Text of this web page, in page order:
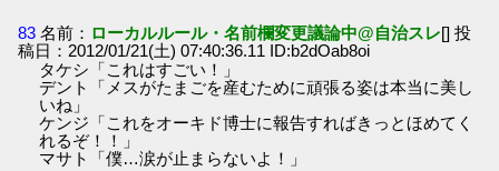
83 名前： ローカルルール・名前欄変更議論中@自治スレ[] 投
稿日：2012/01/21(土) 07:40:36.11 ID:b2dOab8oi
タケシ「これはすごい！」
デント「メスがたまごを産むために頑張る姿は本当に美し
いね」
ケンジ「これをオーキド博士に報告すればきっとほめてく
れるぞ！！」
マサト「僕…涙が止まらないよ！」